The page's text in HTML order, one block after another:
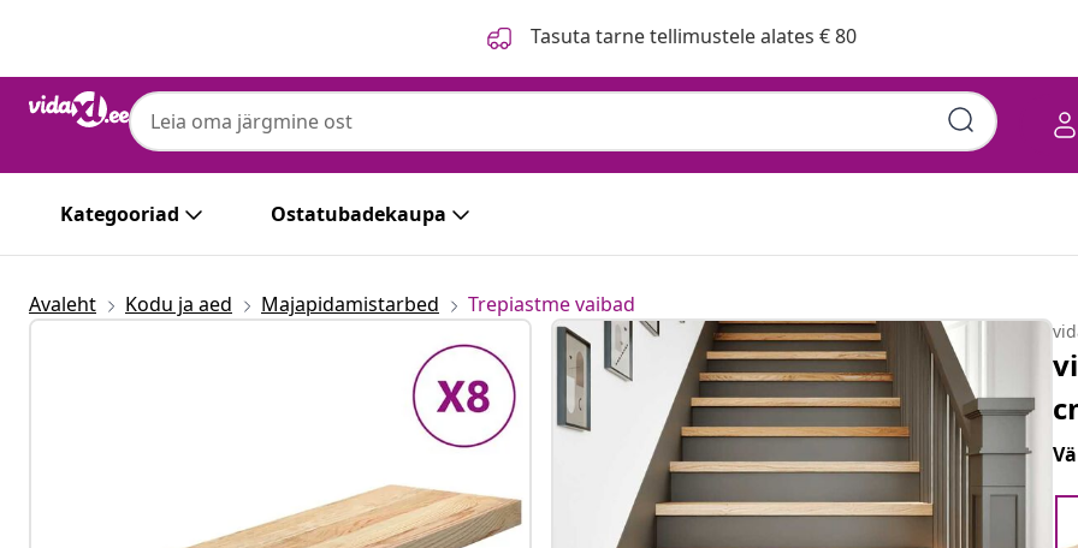
Tasuta tarne tellimustele alates € 80
Kategooriad Ostatubadekaupa
Avaleht Kodu ja aed Majapidamistarbed Trepiastme vaibad